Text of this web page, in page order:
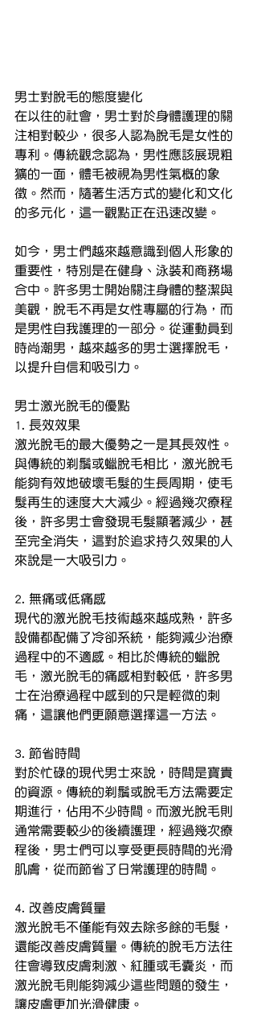
男士對脫毛的態度變化
在以往的社會，男士對於身體護理的關
注相對較少，很多人認為脫毛是女性的
專利。傳統觀念認為，男性應該展現粗
獷的一面，體毛被視為男性氣概的象
徵。然而，隨著生活方式的變化和文化
的多元化，這一觀點正在迅速改變。
如今，男士們越來越意識到個人形象的
重要性，特別是在健身、泳裝和商務場
合中。許多男士開始關注身體的整潔與
美觀，脫毛不再是女性專屬的行為，而
是男性自我護理的一部分。從運動員到
時尚潮男，越來越多的男士選擇脫毛，
以提升自信和吸引力。
男士激光脫毛的優點
1. 長效效果
激光脫毛的最大優勢之一是其長效性。
與傳統的剃鬚或蠟脫毛相比，激光脫毛
能夠有效地破壞毛髮的生長周期，使毛
髮再生的速度大大減少。經過幾次療程
後，許多男士會發現毛髮顯著減少，甚
至完全消失，這對於追求持久效果的人
來說是一大吸引力。
2. 無痛或低痛感
現代的激光脫毛技術越來越成熟，許多
設備都配備了冷卻系統，能夠減少治療
過程中的不適感。相比於傳統的蠟脫
毛，激光脫毛的痛感相對較低，許多男
士在治療過程中感到的只是輕微的刺
痛，這讓他們更願意選擇這一方法。
3. 節省時間
對於忙碌的現代男士來說，時間是寶貴
的資源。傳統的剃鬚或脫毛方法需要定
期進行，佔用不少時間。而激光脫毛則
通常需要較少的後續護理，經過幾次療
程後，男士們可以享受更長時間的光滑
肌膚，從而節省了日常護理的時間。
4. 改善皮膚質量
激光脫毛不僅能有效去除多餘的毛髮，
還能改善皮膚質量。傳統的脫毛方法往
往會導致皮膚刺激、紅腫或毛囊炎，而
激光脫毛則能夠減少這些問題的發生，
讓皮膚更加光滑健康。